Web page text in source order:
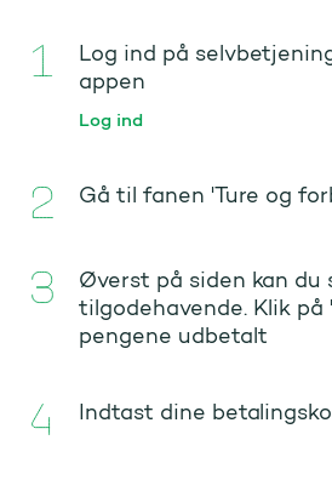
Log ind på
appen
Log ind
Gå til fanen 'Ture og
Øverst på siden kan du
tilgodehavende. Klik
pengene udbetalt
Indtast dine